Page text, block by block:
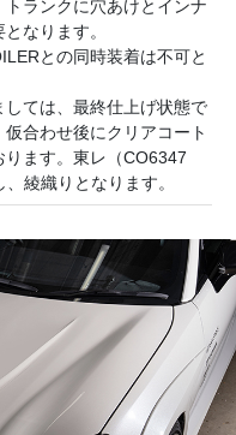
ランクに穴あけとインナ
なります。
との同時装着は不可と
ては、最終仕上げ状態で
合わせ後にクリアコート
ます。東レ（CO6347
綾織りとなります。